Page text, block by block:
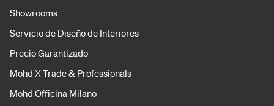
Showrooms
Servicio de Diseño de Interiores
Precio Garantizado
Mohd X Trade & Professionals
Mohd Officina Milano